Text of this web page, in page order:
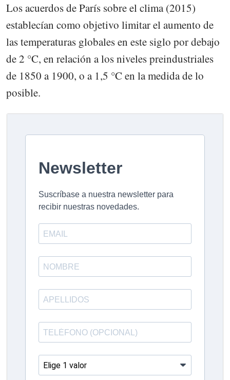
Los acuerdos de París sobre el clima (2015)
establecían como objetivo limitar el aumento de
las temperaturas globales en este siglo por debajo
de 2 °C, en relación a los niveles preindustriales
de 1850 a 1900, o a 1,5 °C en la medida de lo
posible.